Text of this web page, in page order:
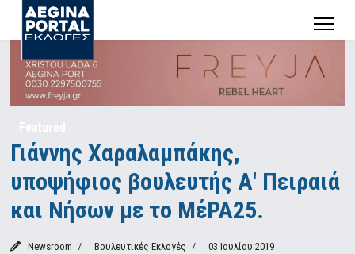
Γιάννης Χαραλαμπάκης,
υποψήφιος βουλευτής Α' Πειραιά
και Νήσων με το ΜέΡΑ25.
Newsroom Βουλευτικές Εκλογές 03 Ιουλίου 2019